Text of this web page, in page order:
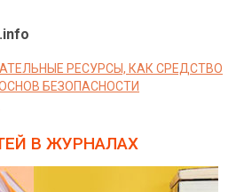
РЕСУРСЫ, КАК СРЕДСТВО
БЕЗОПАСНОСТИ
В ЖУРНАЛАХ